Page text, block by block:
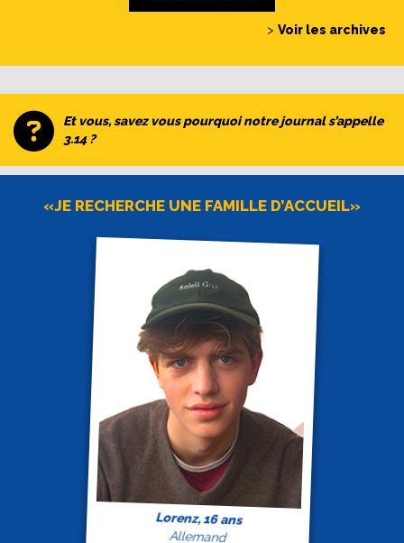
> Voir les archives
Et vous, savez vous pourquoi notre journal s’appelle
3.14 ?
«JE RECHERCHE UNE FAMILLE D’ACCUEIL»
Lorenz, 16 ans
Allemand